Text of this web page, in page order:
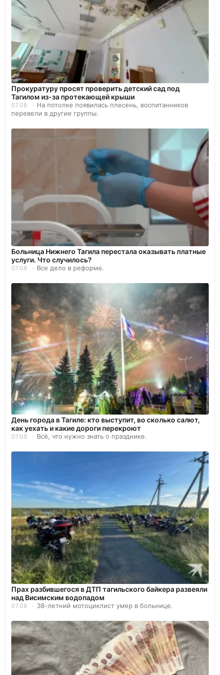
Прокуратуру просят проверить детский сад под
Тагилом из-за протекающей крыши
07.08
На потолке появилась плесень, воспитанников
перевели в другие группы.
Больница Нижнего Тагила перестала оказывать платные
услуги. Что случилось?
07.08 Все дело в реформе.
День города в Тагиле: кто выступит, во сколько салют,
как уехать и какие дороги перекроют
07.08 Всё, что нужно знать о празднике.
Прах разбившегося в ДТП тагильского байкера развеяли
над Висимским водопадом
07.08 38-летний мотоциклист умер в больнице.